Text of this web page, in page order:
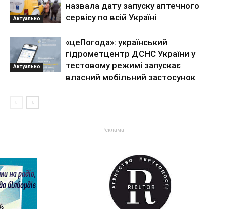
Актуально
назвала дату запуску аптечного
сервісу по всій Україні
Актуально
«цеПогода»: український
гідрометцентр ДСНС України у
тестовому режимі запускає
власний мобільний застосунок
- Реклама -